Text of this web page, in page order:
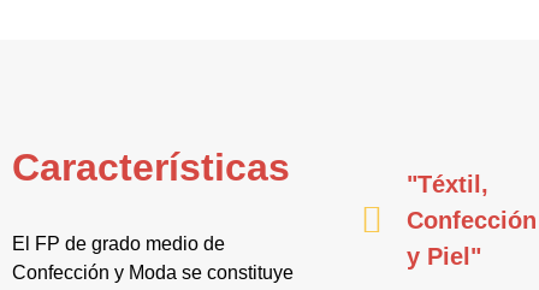
Características
El FP de grado medio de
Confección y Moda se constituye
"Téxtil,
Confección
y Piel"